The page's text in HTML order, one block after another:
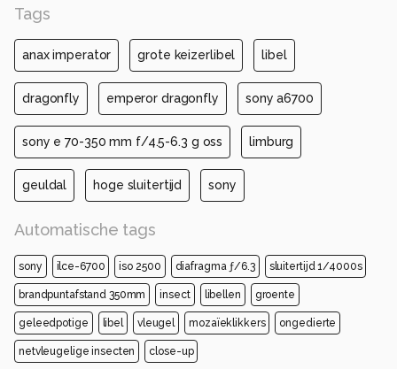
Tags
anax imperator grote keizerlibel libel
dragonfly emperor dragonfly sony a6700
sony e 70-350 mm f/4.5-6.3 g oss limburg
geuldal hoge sluitertijd sony
Automatische tags
sony ilce-6700 iso 2500 diafragma ƒ/6.3 sluitertijd 1/4000s
brandpuntafstand 350mm insect libellen groente
geleedpotige libel vleugel mozaïeklikkers ongedierte
netvleugelige insecten close-up